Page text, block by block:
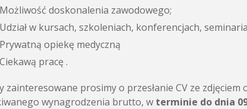
Możliwość doskonalenia zawodowego;
Udział w kursach, szkoleniach, konferencjach,
Prywatną opiekę medyczną
Ciekawą pracę .
zainteresowane prosimy o przesłanie CV ze
wynagrodzenia brutto, w terminie do dnia